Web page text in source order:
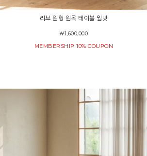
리브 원형 원목 테이블 월넛
￦1,600,000
MEMBERSHIP 10% COUPON